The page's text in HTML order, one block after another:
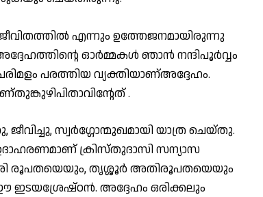
എന്നും ഉത്തേജനമായിരുന്നു
ഓർമ്മകൾ ഞാൻ നന്ദിപൂർവ്വം
പരത്തിയ വ്യക്തിയാണ്അദ്ദേഹം.
.
സ്വർഗ്ഗോന്മുഖമായി യാത്ര ചെയ്തു.
ക്രിസ്തുദാസി സന്യാസ
രൂപതയെയും, തൃശ്ശൂർ അതിരൂപതയെയും
ഇടയശ്രേഷ്ഠൻ. അദ്ദേഹം ഒരിക്കലും